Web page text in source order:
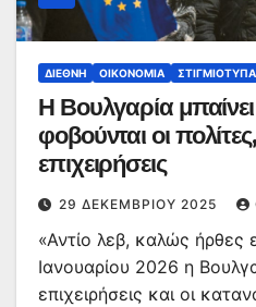
ΔΙΕΘΝΉ ΟΙΚΟΝΟΜΊΑ ΣΤΙΓΜΙΌΤΥΠΑ
Η Βουλγαρία
φοβούνται οι
επιχειρήσεις
29 ΔΕΚΕΜΒΡΊΟΥ 2025
«Αντίο λεβ, καλώς ήρθες
Ιανουαρίου 2026 η
επιχειρήσεις και οι